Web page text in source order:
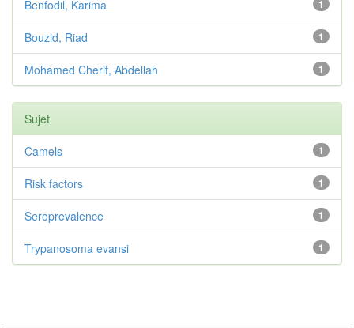
1
Benfodil, Karima
1
Bouzid, Riad
1
Mohamed Cherif, Abdellah
Sujet
1
Camels
1
Risk factors
1
Seroprevalence
1
Trypanosoma evansi